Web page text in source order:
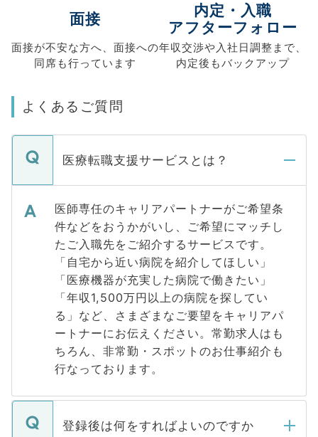
面接
面接が不安な方へ、 面接への
同席も行っています
内定・入職
アフターフォロー
年収交渉や入社日調整まで、
内定後もバックアップ
よくあるご質問
医療転職支援サービスとは？
医師専任のキャリアパートナーがご希望条
件などをおうかがいし、ご希望にマッチし
たご入職先をご紹介するサービスです。
「自宅から近い病院を紹介してほしい」
「医療機器が充実した病院で働きたい」
「年収1,500万円以上の病院を探してい
る」など、さまざまなご要望をキャリアパ
ートナーにお伝えください。常勤求人はも
ちろん、非常勤・スポットのお仕事紹介も
行なっております。
登録後は何をすればよいのですか